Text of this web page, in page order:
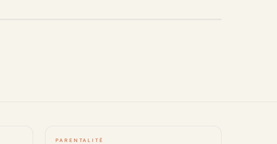
PARENTALITÉ